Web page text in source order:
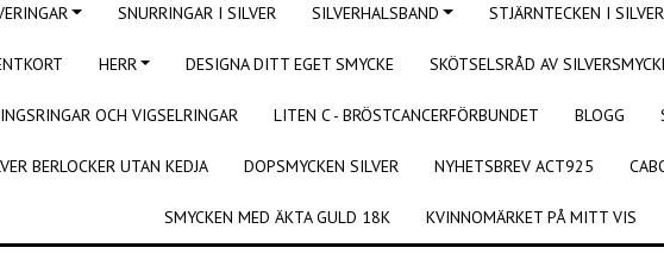
SNURRINGAR I SILVER SILVERHALSBAND STJÄRNTECKEN I SILVER
HERR DESIGNA DITT EGET SMYCKE SKÖTSELSRÅD AV
OCH VIGSELRINGAR LITEN C - BRÖSTCANCERFÖRBUNDET BLOGG
BERLOCKER UTAN KEDJA DOPSMYCKEN SILVER NYHETSBREV ACT925
SMYCKEN MED ÄKTA GULD 18K KVINNOMÄRKET PÅ MITT VIS